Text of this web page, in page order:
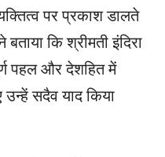
पर प्रकाश डालते
कि श्रीमती इंदिरा
पहल और देशहित में
उन्हें सदैव याद किया